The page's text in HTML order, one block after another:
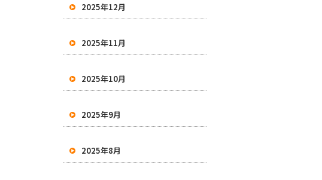
2025年12月
2025年11月
2025年10月
2025年9月
2025年8月